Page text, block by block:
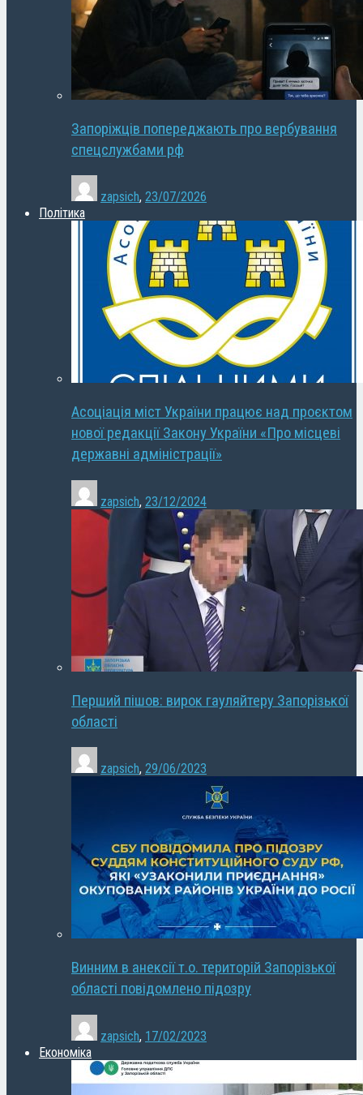
Запоріжців попереджають про вербування
спецслужбами рф
zapsich, 23/07/2026
Політика
Асоціація міст України працює над проєктом
нової редакції Закону України «Про місцеві
державні адміністрації»
zapsich, 23/12/2024
Перший пішов: вирок гауляйтеру Запорізької
області
zapsich, 29/06/2023
Винним в анексії т.о. територій Запорізької
області повідомлено підозру
zapsich, 17/02/2023
Економіка